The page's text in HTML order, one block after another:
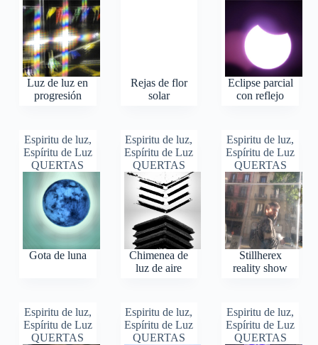
Luz de luz en
progresión
Rejas de flor
solar
Eclipse parcial
con reflejo
Espiritu de luz,
Espíritu de Luz
QUERTAS
Gota de luna
Espiritu de luz,
Espíritu de Luz
QUERTAS
Chimenea de
luz de aire
Espiritu de luz,
Espíritu de Luz
QUERTAS
Stillherex
reality show
Espiritu de luz,
Espíritu de Luz
QUERTAS
Espiritu de luz,
Espíritu de Luz
QUERTAS
Espiritu de luz,
Espíritu de Luz
QUERTAS